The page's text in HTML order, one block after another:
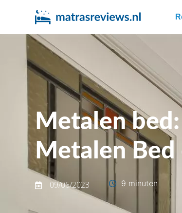
Metalen
Metalen Bed
09/06/2023 9 minuten